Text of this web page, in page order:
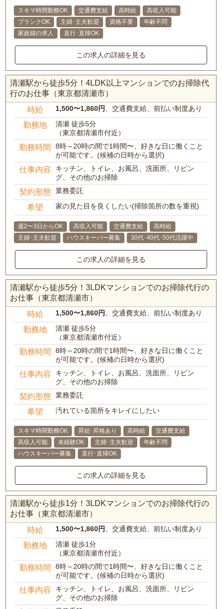
スキマ時間勤務OK 交通費支給 高時給
高収入可能
ブランクOK
主婦･主夫歓迎 資格不要
年齢不問
家政婦の求人
直行･直帰OK
この求人の詳細を見る
清瀬駅から徒歩5分！4LDK以上マンションでのお掃除代
行のお仕事（東京都清瀬市）
時給 1,500〜1,860円、交通費支給、前払い制度あり
勤務地
清瀬 徒歩5分
（東京都清瀬市付近）
勤務時間
8時～20時の間で1時間〜、好きな日に働くこと
が可能です。(候補の日時から選択)
仕事内容
キッチン、トイレ、お風呂、洗面所、リビン
グ、その他のお掃除
契約形態 業務委託
希望 家の見た目を良くしたい(掃除箇所の数を重視)
週2〜3日からOK 高収入可能 交通費支給
高時給
主婦･主夫歓迎
ハウスキーパー募集 30代･40代･50代活躍中
この求人の詳細を見る
清瀬駅から徒歩5分！3LDKマンションでのお掃除代行の
お仕事（東京都清瀬市）
時給 1,500〜1,860円、交通費支給、前払い制度あり
勤務地
清瀬 徒歩5分
（東京都清瀬市付近）
勤務時間
8時～20時の間で1時間〜、好きな日に働くこと
が可能です。(候補の日時から選択)
仕事内容
キッチン、トイレ、お風呂、洗面所、リビン
グ、その他のお掃除
契約形態 業務委託
希望 汚れている箇所をキレイにしたい
スキマ時間勤務OK 昇給･昇格あり 高時給
交通費支給
高収入可能
未経験OK 主婦･主夫歓迎
年齢不問
ハウスキーパー募集
直行･直帰OK
この求人の詳細を見る
清瀬駅から徒歩1分！3LDKマンションでのお掃除代行の
お仕事（東京都清瀬市）
時給 1,500〜1,860円、交通費支給、前払い制度あり
勤務地
清瀬 徒歩1分
（東京都清瀬市付近）
勤務時間
8時～20時の間で1時間〜、好きな日に働くこと
が可能です。(候補の日時から選択)
仕事内容
キッチン、トイレ、お風呂、洗面所、リビン
グ、その他のお掃除